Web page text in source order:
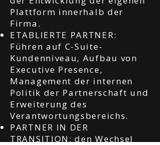
Plattform innerhalb der
Firma.
ETABLIERTE PARTNER:
Führen auf C-Suite-
Kundenniveau, Aufbau von
Executive Presence,
Management der internen
Politik der Partnerschaft und
Erweiterung des
Verantwortungsbereichs.
PARTNER IN DER
TRANSITION: den Wechsel